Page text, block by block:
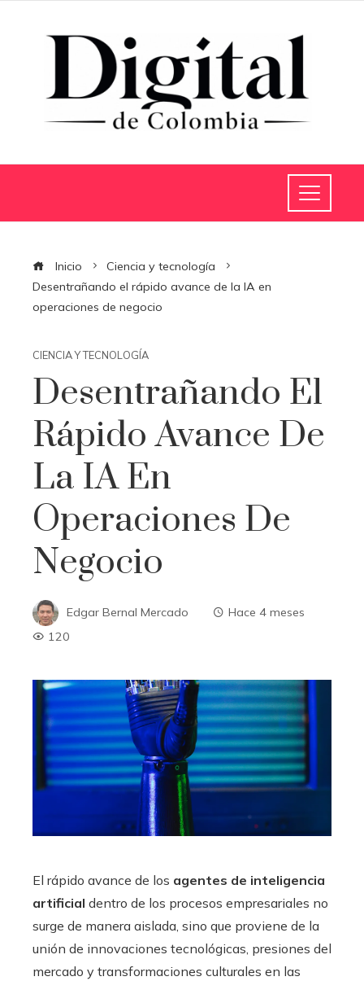
Inicio
Ciencia y tecnología
Desentrañando el rápido avance de la IA en
operaciones de negocio
CIENCIA Y TECNOLOGÍA
Desentrañando El
Rápido Avance De
La IA En
Operaciones De
Negocio
Edgar Bernal Mercado
Hace 4 meses
120
El rápido avance de los agentes de inteligencia
artificial dentro de los procesos empresariales no
surge de manera aislada, sino que proviene de la
unión de innovaciones tecnológicas, presiones del
mercado y transformaciones culturales en las